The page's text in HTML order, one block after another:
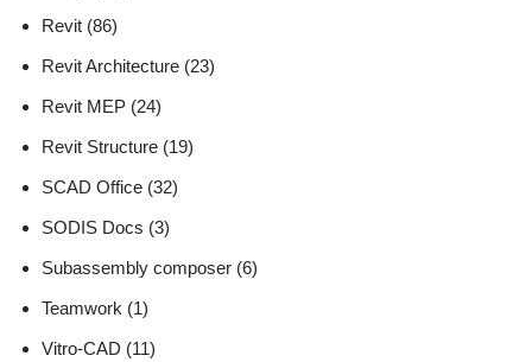
Revit (86)
Revit Architecture (23)
Revit MEP (24)
Revit Structure (19)
SCAD Office (32)
SODIS Docs (3)
Subassembly composer (6)
Teamwork (1)
Vitro-CAD (11)